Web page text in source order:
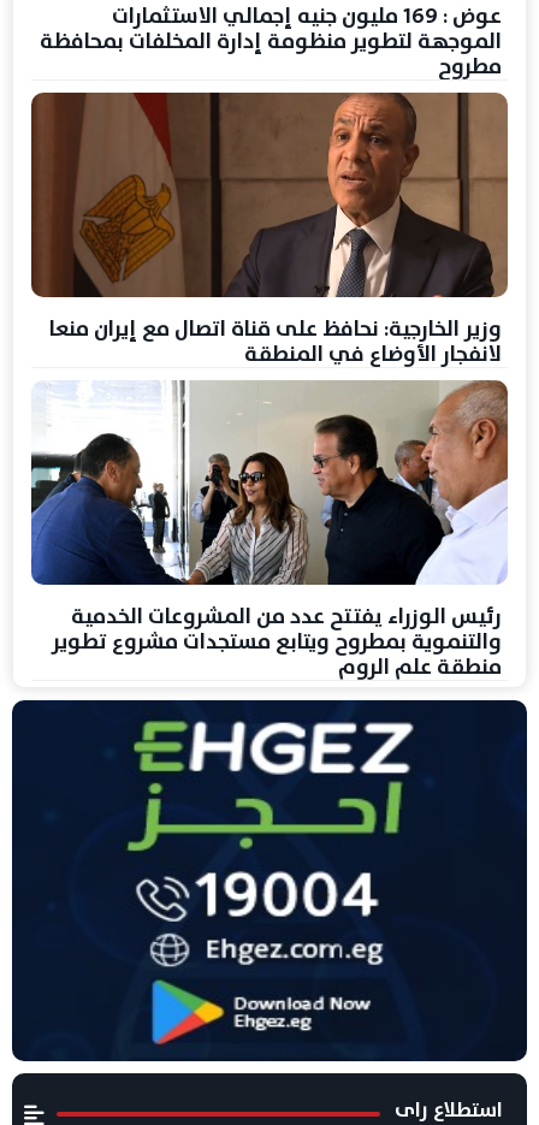
عوض : 169 مليون جنيه إجمالي الاستثمارات
الموجهة لتطوير منظومة إدارة المخلفات بمحافظة
مطروح
وزير الخارجية: نحافظ على قناة اتصال مع إيران منعا
لانفجار الأوضاع في المنطقة
رئيس الوزراء يفتتح عدد من المشروعات الخدمية
والتنموية بمطروح ويتابع مستجدات مشروع تطوير
منطقة علم الروم
استطلاع راى